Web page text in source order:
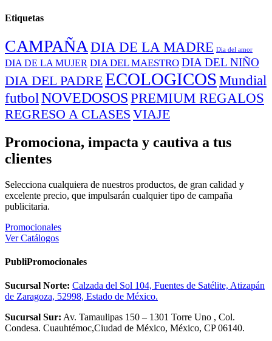
Etiquetas
CAMPAÑA DIA DE LA MADRE Dia del amor
DIA DE LA MUJER DIA DEL MAESTRO DIA DEL NIÑO
DIA DEL PADREECOLOGICOS Mundial
futbol NOVEDOSOSPREMIUM REGALOS
REGRESO A CLASES VIAJE
Promociona, impacta y cautiva a tus
clientes
Selecciona cualquiera de nuestros productos, de gran calidad y
excelente precio, que impulsarán cualquier tipo de campaña
publicitaria.
Promocionales
Ver Catálogos
PubliPromocionales
Sucursal Norte: Calzada del Sol 104, Fuentes de Satélite, Atizapán
de Zaragoza, 52998, Estado de México.
Sucursal Sur: Av. Tamaulipas 150 – 1301 Torre Uno , Col.
Condesa. Cuauhtémoc,Ciudad de México, México, CP 06140.